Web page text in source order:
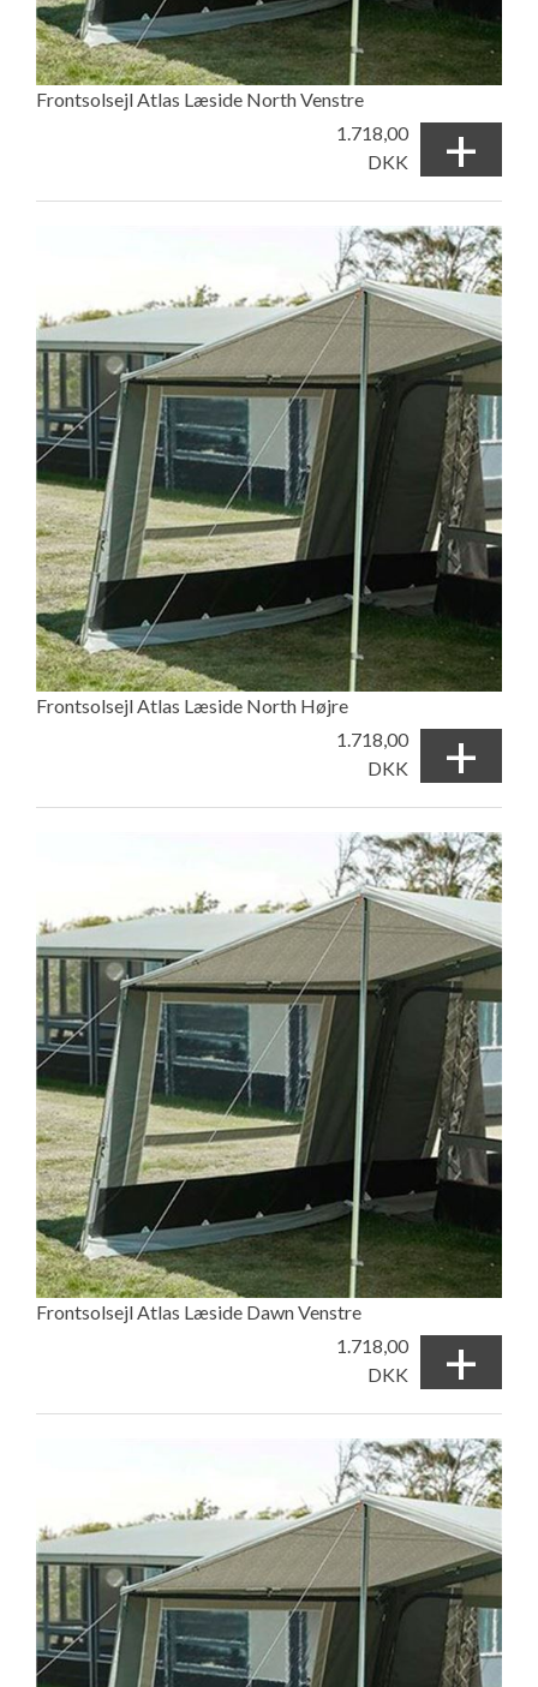
Frontsolsejl Atlas Læside North Venstre
1.718,00
DKK
+
Frontsolsejl Atlas Læside North Højre
1.718,00
DKK
+
Frontsolsejl Atlas Læside Dawn Venstre
1.718,00
DKK
+